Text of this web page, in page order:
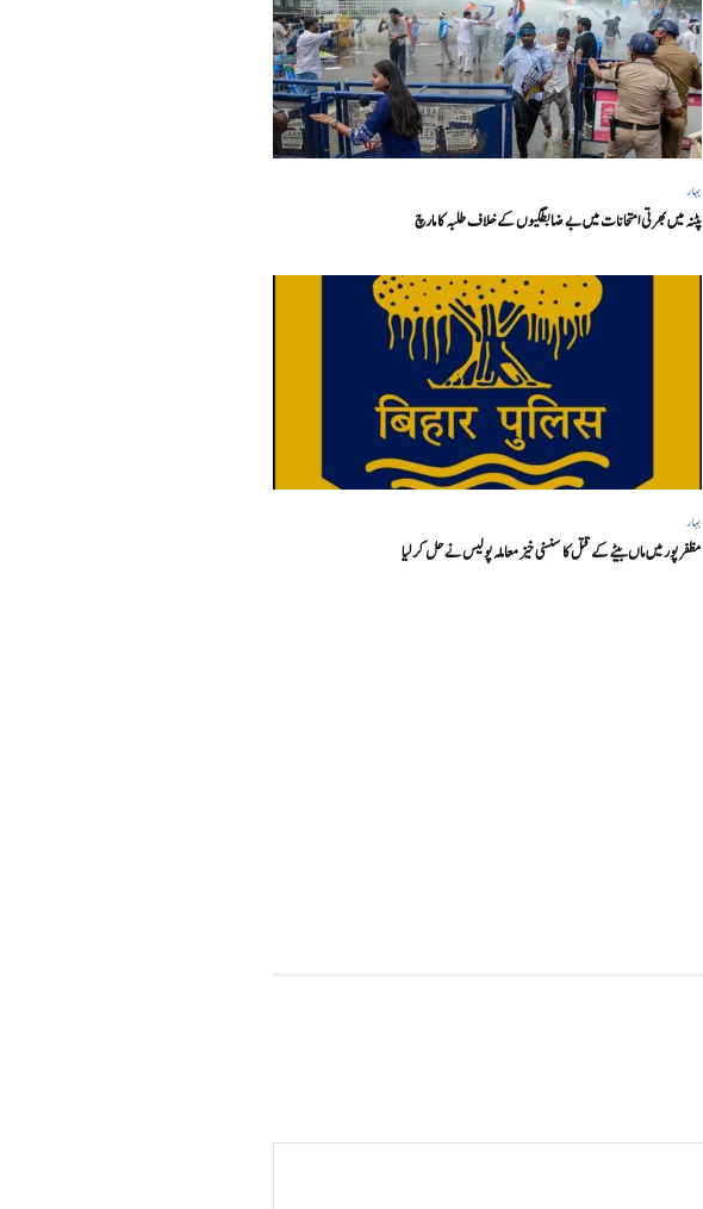
بہار
پٹنہ میں بھرتی امتحانات میں بے ضابطگیوں کے خلاف طلبہ کا مارچ
بہار
مظفر پور میں ماں بیٹے کے قتل کا سنسنی خیز معاملہ پولیس نے حل کر لیا